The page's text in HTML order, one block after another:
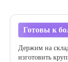
Готовы к
Держим на
изготовить